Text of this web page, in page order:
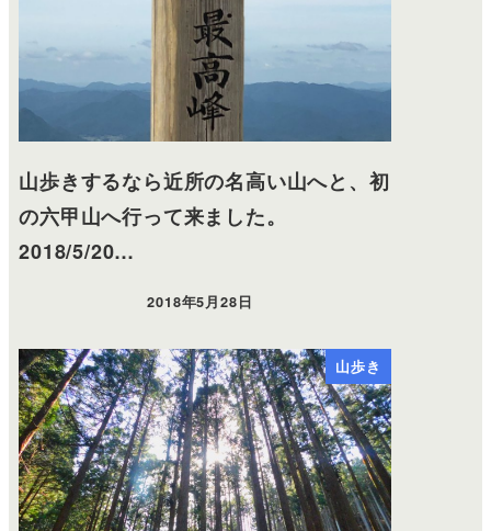
山歩きするなら近所の名高い山へと、初
の六甲山へ行って来ました。
2018/5/20…
2018年5月28日
山歩き